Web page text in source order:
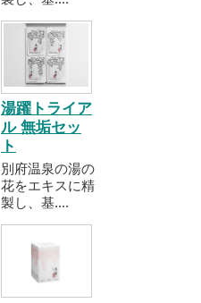
湯躍トライア
ル 無垢セッ
ト
別府温泉の湯の
花をエキスに精
製し、基....